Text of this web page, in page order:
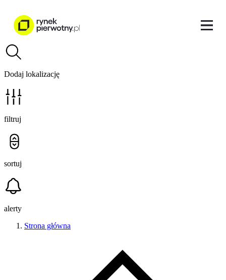
Dodaj lokalizację
filtruj
sortuj
alerty
Strona główna